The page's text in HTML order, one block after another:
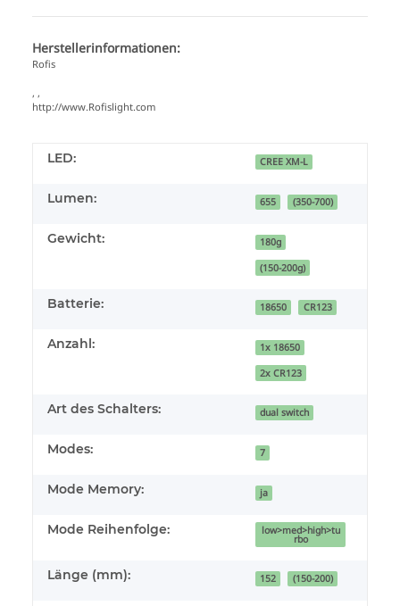
Herstellerinformationen:
Rofis
, ,
http://www.Rofislight.com
LED: CREE XM-L
Lumen: 655 (350-700)
Gewicht: 180g
(150-200g)
Batterie: 18650 CR123
Anzahl: 1x 18650
2x CR123
Art des Schalters: dual switch
Modes: 7
Mode Memory: ja
Mode Reihenfolge: low>med>high>tu
rbo
Länge (mm): 152 (150-200)